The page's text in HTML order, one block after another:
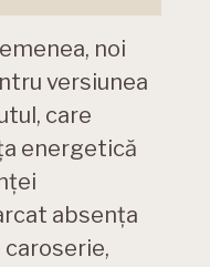
noi
versiunea
care
energetică
absența